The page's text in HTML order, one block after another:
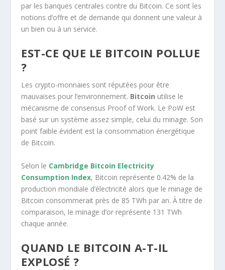
par les banques centrales contre du Bitcoin. Ce sont les
notions d’offre et de demande qui donnent une valeur à
un bien ou à un service.
EST-CE QUE LE BITCOIN POLLUE
?
Les crypto-monnaies sont réputées pour être
mauvaises pour l’environnement. Bitcoin utilise le
mécanisme de consensus Proof of Work. Le PoW est
basé sur un système assez simple, celui du minage. Son
point faible évident est la consommation énergétique
de Bitcoin.
Selon le Cambridge Bitcoin Electricity
Consumption Index, Bitcoin représente 0.42% de la
production mondiale d’électricité alors que le minage de
Bitcoin consommerait près de 85 TWh par an. À titre de
comparaison, le minage d’or représente 131 TWh
chaque année.
QUAND LE BITCOIN A-T-IL
EXPLOSÉ ?